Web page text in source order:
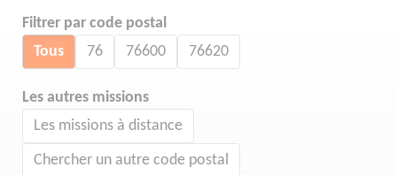
Filtrer par code postal
Tous 76 76600 76620
Les autres missions
Les missions à distance
Chercher un autre code postal